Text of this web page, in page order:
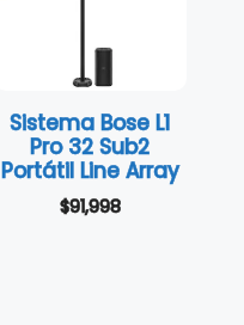
Sistema Bose L1
Pro 32 Sub2
Portátil Line Array
$91,998